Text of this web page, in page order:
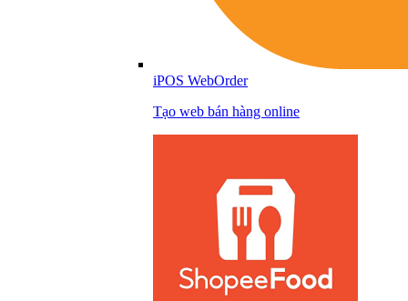
iPOS WebOrder
Tạo web bán hàng online